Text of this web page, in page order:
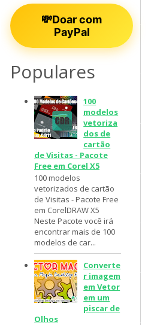
💸Doar com
PayPal
Populares
100
modelos
vetoriza
dos de
cartão
de Visitas - Pacote
Free em Corel X5
100 modelos
vetorizados de cartão
de Visitas - Pacote Free
em CorelDRAW X5
Neste Pacote você irá
encontrar mais de 100
modelos de car...
Converte
r imagem
em Vetor
em um
piscar de
Olhos